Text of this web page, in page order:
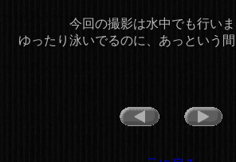
今回の撮影は水中でも行いま
ゆったり泳いでるのに、あっという間